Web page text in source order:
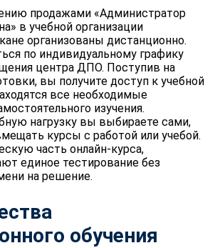
продажами «Администратор
в учебной организации
организованы дистанционно.
по индивидуальному графику
центра ДПО. Поступив на
вы получите доступ к учебной
все необходимые
изучения.
нагрузку вы выбираете сами,
курсы с работой или учебой.
часть онлайн-курса,
единое тестирование без
на решение.
обучения